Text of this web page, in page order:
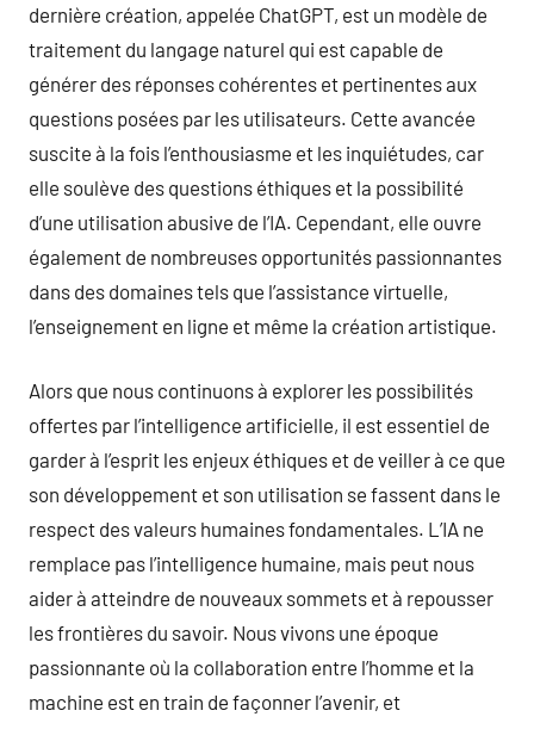
dernière création, appelée ChatGPT, est un modèle de
traitement du langage naturel qui est capable de
générer des réponses cohérentes et pertinentes aux
questions posées par les utilisateurs. Cette avancée
suscite à la fois l’enthousiasme et les inquiétudes, car
elle soulève des questions éthiques et la possibilité
d’une utilisation abusive de l’IA. Cependant, elle ouvre
également de nombreuses opportunités passionnantes
dans des domaines tels que l’assistance virtuelle,
l’enseignement en ligne et même la création artistique.
Alors que nous continuons à explorer les possibilités
offertes par l’intelligence artificielle, il est essentiel de
garder à l’esprit les enjeux éthiques et de veiller à ce que
son développement et son utilisation se fassent dans le
respect des valeurs humaines fondamentales. L’IA ne
remplace pas l’intelligence humaine, mais peut nous
aider à atteindre de nouveaux sommets et à repousser
les frontières du savoir. Nous vivons une époque
passionnante où la collaboration entre l’homme et la
machine est en train de façonner l’avenir, et